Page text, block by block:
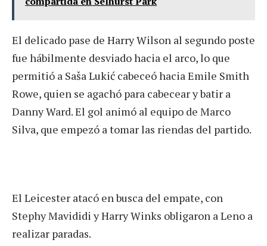
El delicado pase de Harry Wilson al segundo poste
fue hábilmente desviado hacia el arco, lo que
permitió a Saša Lukić cabeceó hacia Emile Smith
Rowe, quien se agachó para cabecear y batir a
Danny Ward. El gol animó al equipo de Marco
Silva, que empezó a tomar las riendas del partido.
El Leicester atacó en busca del empate, con
Stephy Mavididi y Harry Winks obligaron a Leno a
realizar paradas.